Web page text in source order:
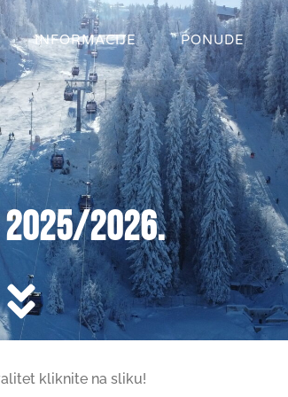
INFORMACIJE PONUDE
2026.
kliknite na sliku!